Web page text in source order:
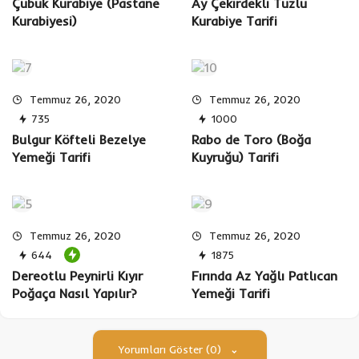
Çubuk Kurabiye (Pastane
Kurabiyesi)
Ay Çekirdekli Tuzlu
Kurabiye Tarifi
Temmuz 26, 2020
735
Bulgur Köfteli Bezelye
Yemeği Tarifi
Temmuz 26, 2020
1000
Rabo de Toro (Boğa
Kuyruğu) Tarifi
Temmuz 26, 2020
644
Dereotlu Peynirli Kıyır
Poğaça Nasıl Yapılır?
Temmuz 26, 2020
1875
Fırında Az Yağlı Patlıcan
Yemeği Tarifi
Yorumları Göster (0)